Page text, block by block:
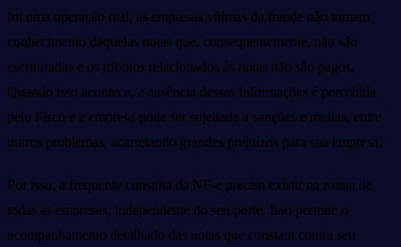
foi uma operação real, as empresas vítimas da fraude não tomam
conhecimento daquelas notas que, consequentemente, não são
escrituradas e os tributos relacionados às notas não são pagos.
Quando isso acontece, a ausência dessas informações é percebida
pelo Fisco e a empresa pode ser sujeitada a sanções e multas, entre
outros problemas, acarretando grandes prejuízos para sua empresa.
Por isso, a frequente consulta da NF-e precisa existir na rotina de
todas as empresas, independente do seu porte. Isso permite o
acompanhamento detalhado das notas que constam contra seu